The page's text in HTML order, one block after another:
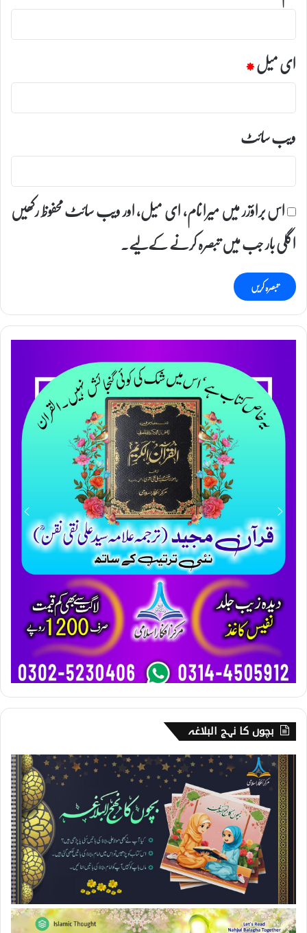
ای میل*
ویب‌ سائٹ
اس براؤزر میں میرا نام، ای میل، اور ویب سائٹ محفوظ رکھیں
اگلی بار جب میں تبصرہ کرنے کےلیے۔
بچوں کا نہج البلاغہ